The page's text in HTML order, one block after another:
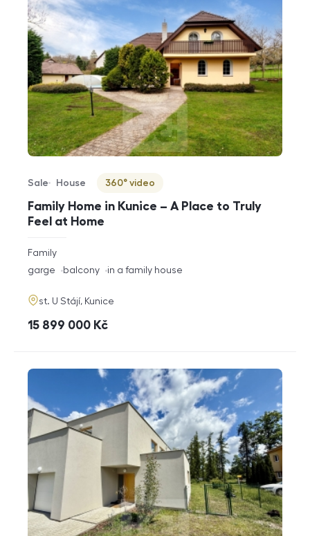
Family Home in Kunice – A Place to Truly
Feel at Home
Offer type
Sale
Property type
House
Virtuální prohlídka
360° video
rozměry
disposition
Family
funkce
garge balcony in a family house
adresa
st. U Stájí, Kunice
cena
15 899 000 Kč